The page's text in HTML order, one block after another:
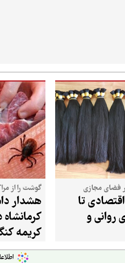
فضای مجازی
تا
روانی و
گوشت را از
هشدار
کرمانشاه
کریمه